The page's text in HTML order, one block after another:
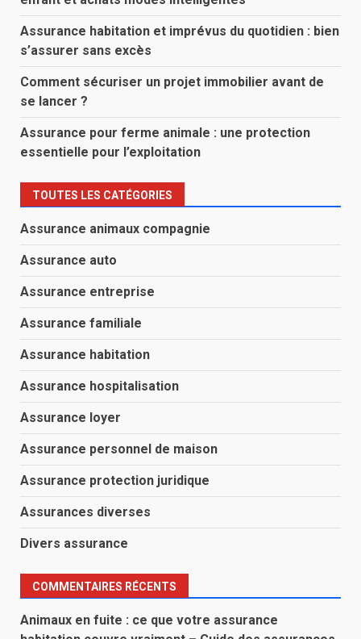
Assurance habitation et imprévus du quotidien : bien
s’assurer sans excès
Comment sécuriser un projet immobilier avant de
se lancer ?
Assurance pour ferme animale : une protection
essentielle pour l’exploitation
TOUTES LES CATÉGORIES
Assurance animaux compagnie
Assurance auto
Assurance entreprise
Assurance familiale
Assurance habitation
Assurance hospitalisation
Assurance loyer
Assurance personnel de maison
Assurance protection juridique
Assurances diverses
Divers assurance
COMMENTAIRES RÉCENTS
Animaux en fuite : ce que votre assurance